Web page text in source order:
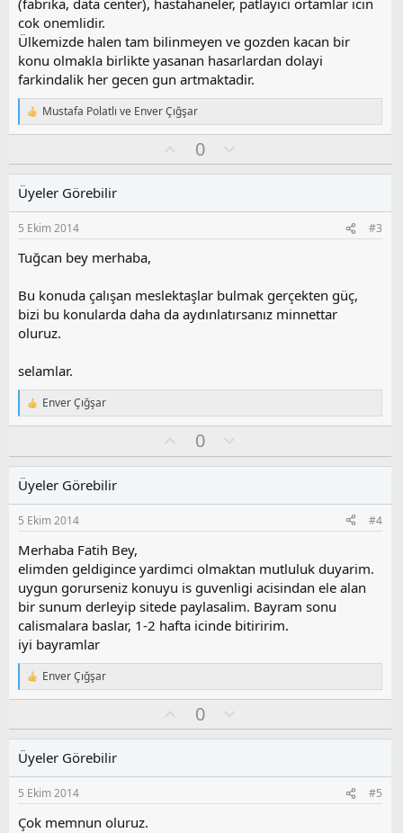
cok onemlidir.
Ülkemizde halen tam bilinmeyen ve gozden kacan bir
konu olmakla birlikte yasanan hasarlardan dolayi
farkindalik her gecen gun artmaktadir.
T
e
i
l
e
r
Mustafa Polatlı ve Enver Çığşar
y
0
l
s
u
y
l
a
Üyeler Görebilir
5 Ekim 2014 #3
Tuğcan bey merhaba,
Bu konuda çalışan meslektaşlar bulmak gerçekten güç,
bizi bu konularda daha da aydınlatırsanız minnettar
oluruz.
selamlar.
T
e
i
l
e
r
Enver Çığşar
y
0
l
s
u
o
y
l
a
Üyeler Görebilir
5 Ekim 2014 #4
Merhaba Fatih Bey,
elimden geldigince yardimci olmaktan mutluluk duyarim.
uygun gorurseniz konuyu is guvenligi acisindan ele alan
bir sunum derleyip sitede paylasalim. Bayram sonu
calismalara baslar, 1-2 hafta icinde bitiririm.
iyi bayramlar
T
e
i
l
e
r
Enver Çığşar
y
0
l
s
u
Üyeler Görebilir
5 Ekim 2014 #5
Çok memnun oluruz.